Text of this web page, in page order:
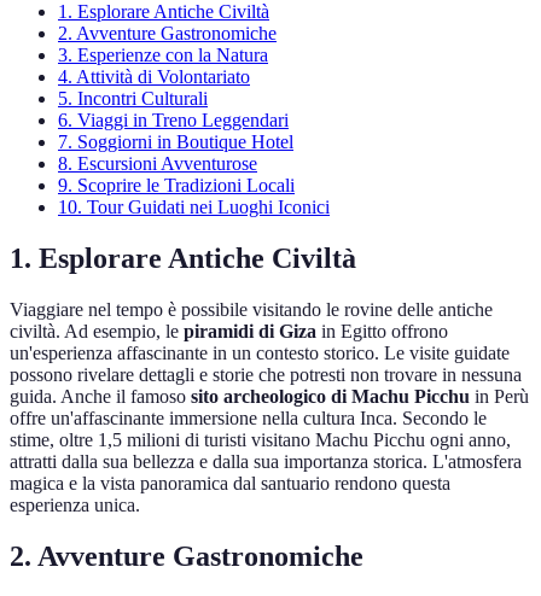
1. Esplorare Antiche Civiltà
2. Avventure Gastronomiche
3. Esperienze con la Natura
4. Attività di Volontariato
5. Incontri Culturali
6. Viaggi in Treno Leggendari
7. Soggiorni in Boutique Hotel
8. Escursioni Avventurose
9. Scoprire le Tradizioni Locali
10. Tour Guidati nei Luoghi Iconici
1. Esplorare Antiche Civiltà
Viaggiare nel tempo è possibile visitando le rovine delle antiche
civiltà. Ad esempio, le piramidi di Giza in Egitto offrono
un'esperienza affascinante in un contesto storico. Le visite guidate
possono rivelare dettagli e storie che potresti non trovare in nessuna
guida. Anche il famoso sito archeologico di Machu Picchu in Perù
offre un'affascinante immersione nella cultura Inca. Secondo le
stime, oltre 1,5 milioni di turisti visitano Machu Picchu ogni anno,
attratti dalla sua bellezza e dalla sua importanza storica. L'atmosfera
magica e la vista panoramica dal santuario rendono questa
esperienza unica.
2. Avventure Gastronomiche